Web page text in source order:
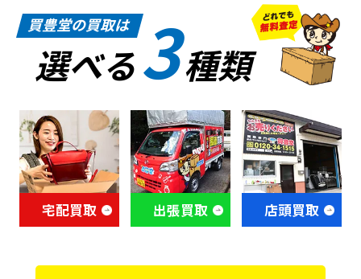
買豊堂の買取は
選べる3種類
宅配買取 出張買取 店頭買取